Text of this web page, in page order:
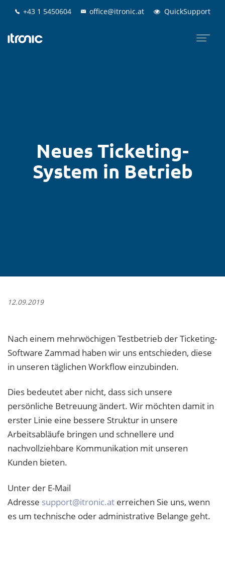
+43 1 5450604
+43 1 5450604 office@itronic.at
office@itronic.at QuickSupport
QuickSupport
Neues Ticketing-
System in Betrieb
12.09.2019
Nach einem mehrwöchigen Testbetrieb der Ticketing-
Software Zammad haben wir uns entschieden, diese
in unseren täglichen Workflow einzubinden.
Dies bedeutet aber nicht, dass sich unsere
persönliche Betreuung ändert. Wir möchten damit in
erster Linie eine bessere Struktur in unsere
Arbeitsabläufe bringen und schnellere und
nachvollziehbare Kommunikation mit unseren
Kunden bieten.
Unter der E-Mail
Adresse support@itronic.at erreichen Sie uns, wenn
es um technische oder administrative Belange geht.